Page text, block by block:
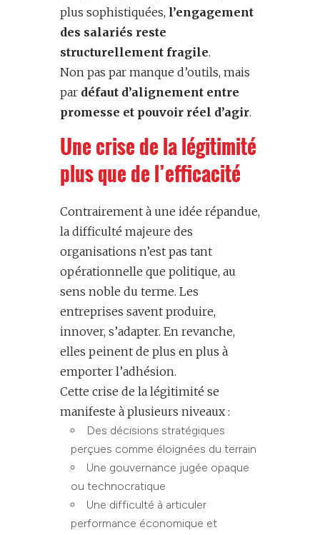
plus sophistiquées, l’engagement
des salariés reste
structurellement fragile.
Non pas par manque d’outils, mais
par défaut d’alignement entre
promesse et pouvoir réel d’agir.
Une crise de la légitimité
plus que de l’efficacité
Contrairement à une idée répandue,
la difficulté majeure des
organisations n’est pas tant
opérationnelle que politique, au
sens noble du terme. Les
entreprises savent produire,
innover, s’adapter. En revanche,
elles peinent de plus en plus à
emporter l’adhésion.
Cette crise de la légitimité se
manifeste à plusieurs niveaux :
Des décisions stratégiques
perçues comme éloignées du terrain
Une gouvernance jugée opaque
ou technocratique
Une difficulté à articuler
performance économique et